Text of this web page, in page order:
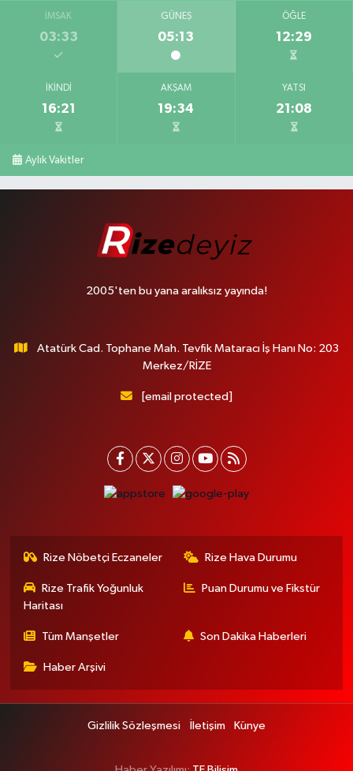
İMSAK
03:33
GÜNEŞ
05:13
ÖĞLE
12:29
İKINDI
16:21
AKŞAM
19:34
YATSI
21:08
Aylık Vakitler
2005'ten bu yana aralıksız yayında!
Atatürk Cad. Tophane Mah. Tevfik Mataracı İş Hanı No: 203
Merkez/RİZE
[email protected]
Rize Nöbetçi Eczaneler Rize Hava Durumu
Rize Trafik Yoğunluk
Haritası
Puan Durumu ve Fikstür
Tüm Manşetler Son Dakika Haberleri
Haber Arşivi
Gizlilik Sözleşmesi İletişim Künye